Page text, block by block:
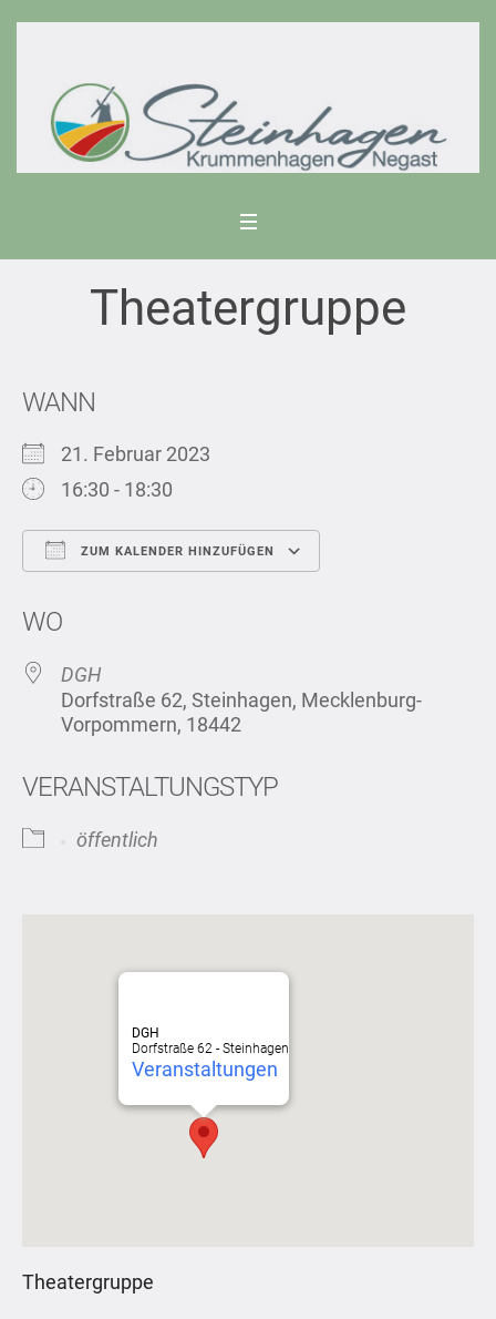
Theatergruppe
WANN
21. Februar 2023
16:30 - 18:30
ZUM KALENDER HINZUFÜGEN
WO
DGH
Dorfstraße 62, Steinhagen, Mecklenburg-
Vorpommern, 18442
VERANSTALTUNGSTYP
öffentlich
DGH
Dorfstraße 62 - Steinhagen
Veranstaltungen
Theatergruppe